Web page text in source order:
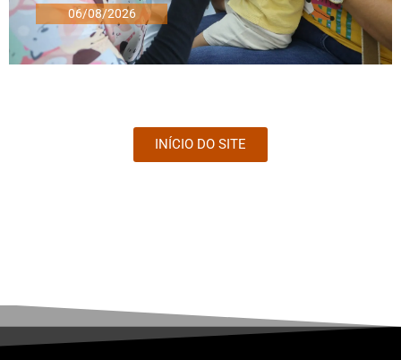
06/08/2026
INÍCIO DO SITE